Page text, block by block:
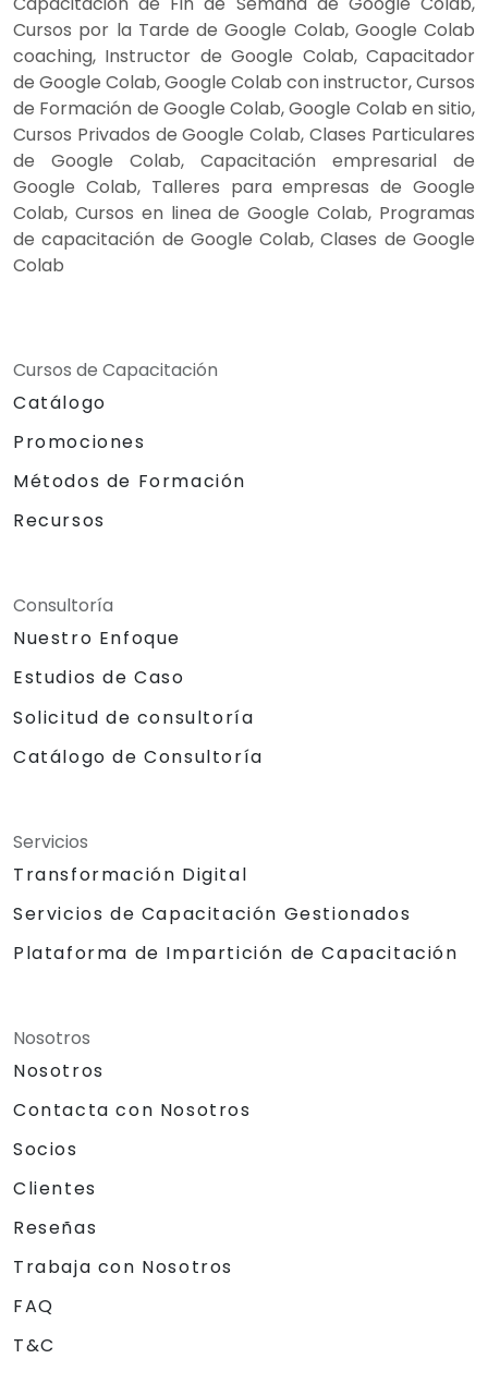
Cursos por la Tarde de Google Colab, Google Colab
coaching, Instructor de Google Colab, Capacitador
de Google Colab, Google Colab con instructor, Cursos
de Formación de Google Colab, Google Colab en sitio,
Cursos Privados de Google Colab, Clases Particulares
de Google Colab, Capacitación empresarial de
Google Colab, Talleres para empresas de Google
Colab, Cursos en linea de Google Colab, Programas
de capacitación de Google Colab, Clases de Google
Colab
Cursos de Capacitación
Catálogo
Promociones
Métodos de Formación
Recursos
Consultoría
Nuestro Enfoque
Estudios de Caso
Solicitud de consultoría
Catálogo de Consultoría
Servicios
Transformación Digital
Servicios de Capacitación Gestionados
Plataforma de Impartición de Capacitación
Nosotros
Nosotros
Contacta con Nosotros
Socios
Clientes
Reseñas
Trabaja con Nosotros
FAQ
T&C